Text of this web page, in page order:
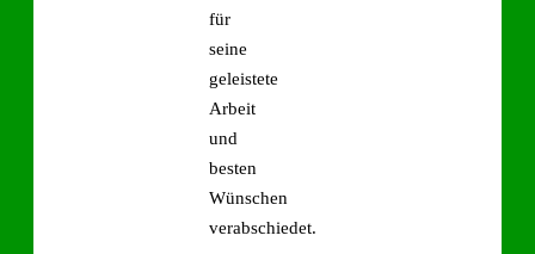
für
seine
geleistete
Arbeit
und
besten
Wünschen
verabschiedet.